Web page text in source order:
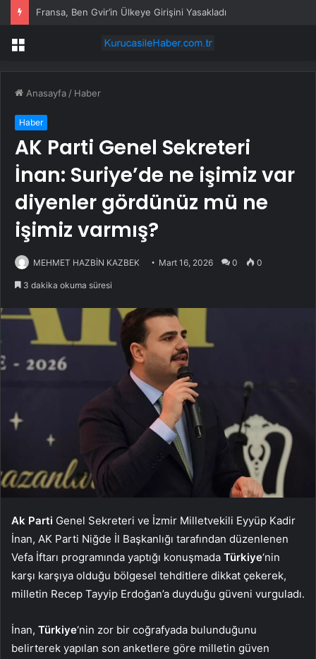
Fransa, Ben Gvir’in Ülkeye Girişini Yasakladı
Menü
Anasayfa / Haber
Haber
AK Parti Genel Sekreteri
İnan: Suriye’de ne işimiz var
diyenler gördünüz mü ne
işimiz varmış?
MEHMET HAZBİN KAZBEK Mart 16, 2026 0 0
3 dakika okuma süresi
Ak Parti Genel Sekreteri ve İzmir Milletvekili Eyyüp Kadir
İnan, AK Parti Niğde İl Başkanlığı tarafından düzenlenen
Vefa İftarı programında yaptığı konuşmada Türkiye‘nin
karşı karşıya olduğu bölgesel tehditlere dikkat çekerek,
milletin Recep Tayyip Erdoğan’a duyduğu güveni vurguladı.
İnan, Türkiye‘nin zor bir coğrafyada bulunduğunu
belirterek yapılan son anketlere göre milletin güven